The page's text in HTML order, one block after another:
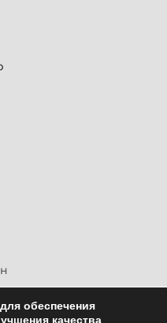
обеспечения